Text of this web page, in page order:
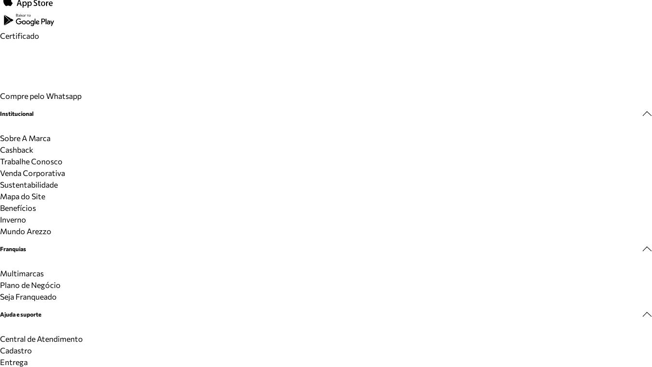
Certificado
Compre pelo Whatsapp
Institucional
Sobre A Marca
Cashback
Trabalhe Conosco
Venda Corporativa
Sustentabilidade
Mapa do Site
Benefícios
Inverno
Mundo Arezzo
Franquias
Multimarcas
Plano de Negócio
Seja Franqueado
Ajuda e suporte
Central de Atendimento
Cadastro
Entrega